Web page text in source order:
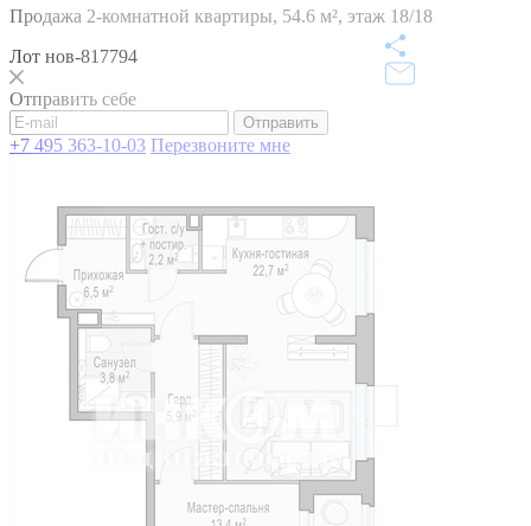
Продажа 2-комнатной квартиры, 54.6 м², этаж 18/18
Лот нов-817794
Отправить себе
Отправить
+7 495 363-10-03 Перезвоните мне